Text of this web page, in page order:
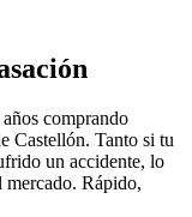
comprando
Castellón. Tanto si tu
un accidente, lo
mercado. Rápido,